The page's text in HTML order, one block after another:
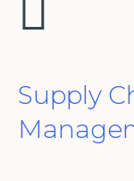
Supply